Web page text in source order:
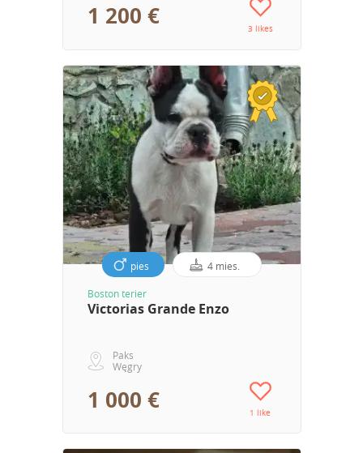
1 200 € 3 likes
pies 4 mies.
Boston terier
Victorias Grande Enzo
Paks
Węgry
1 000 € 1 like